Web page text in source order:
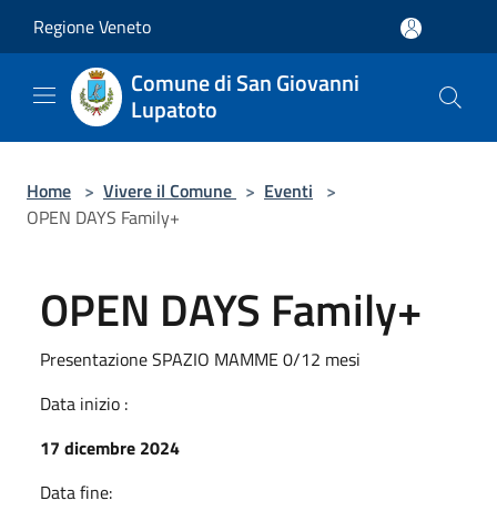
Regione Veneto
Comune di San Giovanni
Lupatoto
Home > Vivere il Comune > Eventi >
OPEN DAYS Family+
OPEN DAYS Family+
Presentazione SPAZIO MAMME 0/12 mesi
Data inizio :
17 dicembre 2024
Data fine: